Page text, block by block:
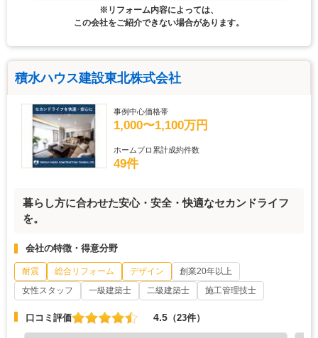
※リフォーム内容によっては、
この会社をご紹介できない場合があります。
積水ハウス建設東北株式会社
事例中心価格帯
1,000〜1,100万円
ホームプロ累計成約件数
49件
暮らし方に合わせた安心・安全・快適なセカンドライフ
を。
会社の特徴・得意分野
耐震 総合リフォーム デザイン
創業20年以上
女性スタッフ
一級建築士 二級建築士 施工管理技士
口コミ評価 4.5 （23件）